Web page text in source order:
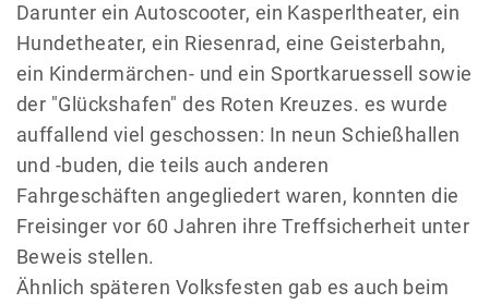
Darunter ein Autoscooter, ein Kasperltheater, ein
Hundetheater, ein Riesenrad, eine Geisterbahn,
ein Kindermärchen- und ein Sportkaruessell sowie
der "Glückshafen" des Roten Kreuzes. es wurde
auffallend viel geschossen: In neun Schießhallen
und -buden, die teils auch anderen
Fahrgeschäften angegliedert waren, konnten die
Freisinger vor 60 Jahren ihre Treffsicherheit unter
Beweis stellen.
Ähnlich späteren Volksfesten gab es auch beim